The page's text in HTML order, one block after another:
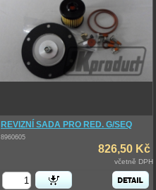
REVIZNÍ SADA PRO RED. G/SEQ
8960605
826,50 Kč
včetně DPH